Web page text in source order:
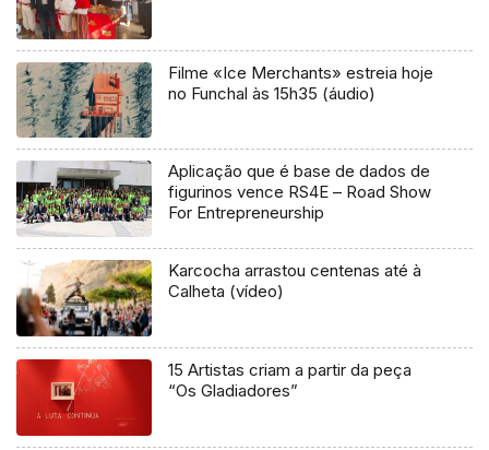
Filme «Ice Merchants» estreia hoje
no Funchal às 15h35 (áudio)
Aplicação que é base de dados de
figurinos vence RS4E – Road Show
For Entrepreneurship
Karcocha arrastou centenas até à
Calheta (vídeo)
15 Artistas criam a partir da peça
“Os Gladiadores”